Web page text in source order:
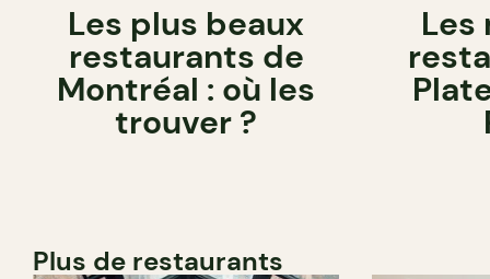
Les plus beaux
restaurants de
Montréal : où les
trouver ?
Les
Plus de restaurants